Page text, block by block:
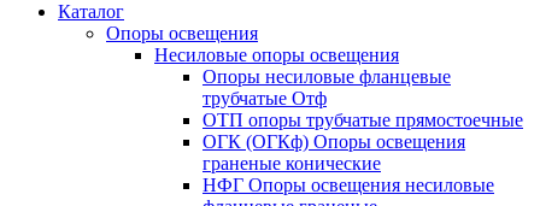
Каталог
Опоры освещения
Несиловые опоры освещения
Опоры несиловые фланцевые
трубчатые Отф
ОТП опоры трубчатые прямостоечные
ОГК (ОГКф) Опоры освещения
граненые конические
НФГ Опоры освещения несиловые